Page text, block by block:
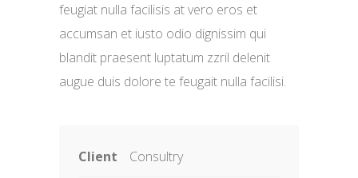
feugiat nulla facilisis at vero eros et
accumsan et iusto odio dignissim qui
blandit praesent luptatum zzril delenit
augue duis dolore te feugait nulla facilisi.
Client Consultry